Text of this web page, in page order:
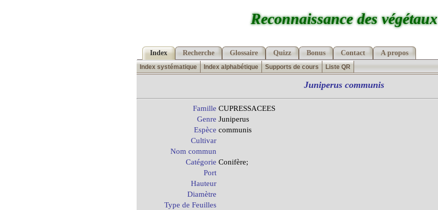
Reconnaissance des végétaux
Index Recherche Glossaire Quizz Bonus Contact A propos
Index systématique Index alphabétique Supports de cours Liste QR
Juniperus communis
Famille CUPRESSACEES
Genre Juniperus
Espèce communis
Cultivar
Nom commun
Catégorie Conifère;
Port
Hauteur
Diamètre
Type de Feuilles